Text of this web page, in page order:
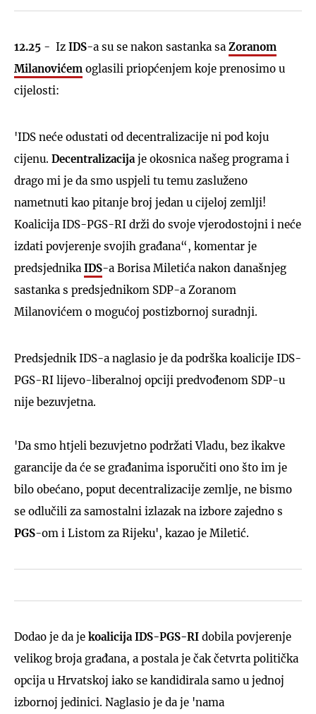
12.25 - Iz IDS-a su se nakon sastanka sa Zoranom
Milanovićem oglasili priopćenjem koje prenosimo u
cijelosti:
'IDS neće odustati od decentralizacije ni pod koju
cijenu. Decentralizacija je okosnica našeg programa i
drago mi je da smo uspjeli tu temu zasluženo
nametnuti kao pitanje broj jedan u cijeloj zemlji!
Koalicija IDS-PGS-RI drži do svoje vjerodostojni i neće
izdati povjerenje svojih građana“, komentar je
predsjednika IDS-a Borisa Miletića nakon današnjeg
sastanka s predsjednikom SDP-a Zoranom
Milanovićem o mogućoj postizbornoj suradnji.
Predsjednik IDS-a naglasio je da podrška koalicije IDS-
PGS-RI lijevo-liberalnoj opciji predvođenom SDP-u
nije bezuvjetna.
'Da smo htjeli bezuvjetno podržati Vladu, bez ikakve
garancije da će se građanima isporučiti ono što im je
bilo obećano, poput decentralizacije zemlje, ne bismo
se odlučili za samostalni izlazak na izbore zajedno s
PGS-om i Listom za Rijeku', kazao je Miletić.
Dodao je da je koalicija IDS-PGS-RI dobila povjerenje
velikog broja građana, a postala je čak četvrta politička
opcija u Hrvatskoj iako se kandidirala samo u jednoj
izbornoj jedinici. Naglasio je da je 'nama